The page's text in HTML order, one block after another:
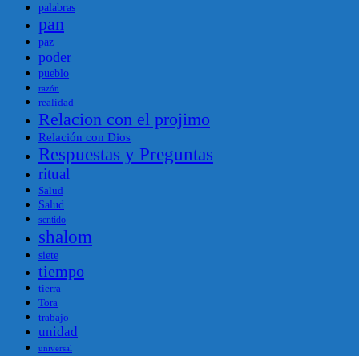
palabras
pan
paz
poder
pueblo
razón
realidad
Relacion con el projimo
Relación con Dios
Respuestas y Preguntas
ritual
Salud
Salud
sentido
shalom
siete
tiempo
tierra
Tora
trabajo
unidad
universal